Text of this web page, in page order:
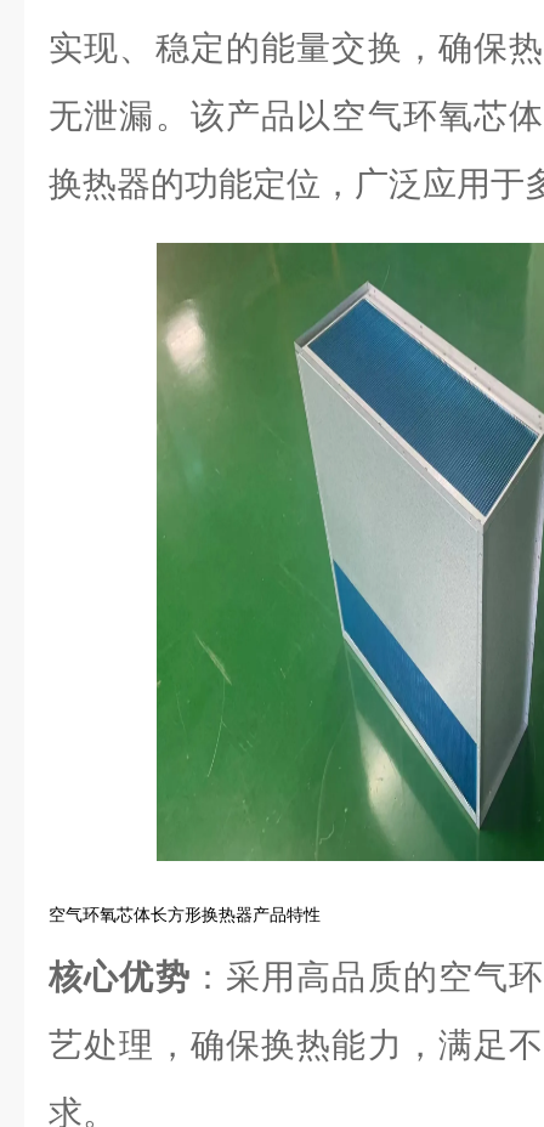
实现、稳定的能量交换，确保
无泄漏。该产品以空气环氧芯
换热器的功能定位，广泛应用于
空气环氧芯体长方形换热器产品特性
核心优势 ：采用高品质的空气
艺处理，确保换热能力，满足
求。